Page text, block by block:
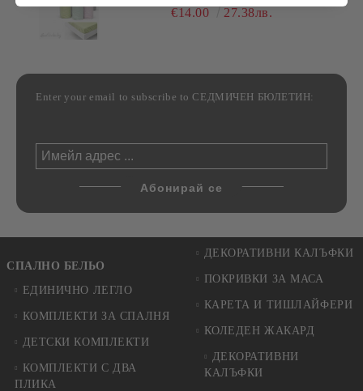
РАЗЛИЧНИ РАЗМЕРИ
€14.00 27.38лв.
Enter your email to subscribe to СЕДМИЧЕН БЮЛЕТИН:
СПАЛНО БЕЛЬО
ЕДИНИЧНО ЛЕГЛО
КОМПЛЕКТИ ЗА СПАЛНЯ
ДЕТСКИ КОМПЛЕКТИ
КОМПЛЕКТИ С ДВА
ПЛИКА
ДЕКОРАТИВНИ КАЛЪФКИ
ПОКРИВКИ ЗА МАСА
КАРЕТА И ТИШЛАЙФЕРИ
КОЛЕДЕН ЖАКАРД
ДЕКОРАТИВНИ
КАЛЪФКИ